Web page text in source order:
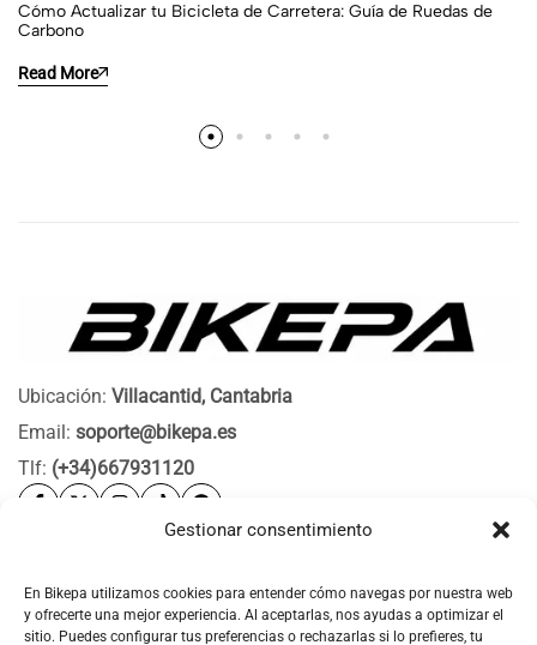
Gestionar consentimiento
En Bikepa utilizamos cookies para entender cómo navegas por nuestra web
y ofrecerte una mejor experiencia. Al aceptarlas, nos ayudas a optimizar el
sitio. Puedes configurar tus preferencias o rechazarlas si lo prefieres, tu
Cómo Actualizar tu Bicicleta de Carretera: Guía de Ruedas de
Carbono
Read More
Ubicación: Villacantid, Cantabria
Email: soporte@bikepa.es
Tlf: (+34)667931120
Bikepa
Newsletter Bikepa